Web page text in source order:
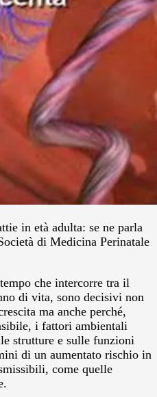
in età adulta: se ne parla
di Medicina Perinatale
che intercorre tra il
di vita, sono decisivi non
ma anche perché,
i fattori ambientali
strutture e sulle funzioni
di un aumentato rischio in
come quelle